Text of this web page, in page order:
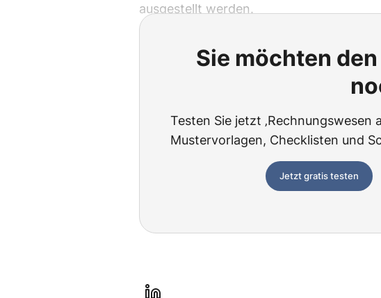
ausgestellt werden.
Sie möchten
Testen Sie jetzt
Mustervorlagen, Checklisten und
Jetzt gratis testen